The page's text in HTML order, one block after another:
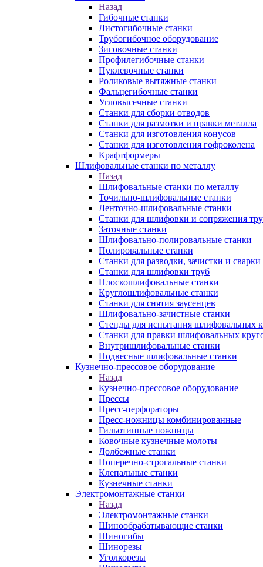
Назад
Гибочные станки
Листогибочные станки
Трубогибочное оборудование
Зиговочные станки
Профилегибочные станки
Пуклевочные станки
Роликовые вытяжные станки
Фальцегибочные станки
Угловысечные станки
Станки для сборки отводов
Станки для размотки и правки металла
Станки для изготовления конусов
Станки для изготовления гофроколена
Крафтформеры
Шлифовальные станки по металлу
Назад
Шлифовальные станки по металлу
Точильно-шлифовальные станки
Ленточно-шлифовальные станки
Станки для шлифовки и сопряжения
Заточные станки
Шлифовально-полировальные станки
Полировальные станки
Станки для разводки, зачистки и сварки
Станки для шлифовки труб
Плоскошлифовальные станки
Круглошлифовальные станки
Станки для снятия заусенцев
Шлифовально-зачистные станки
Стенды для испытания шлифовальных
Станки для правки шлифовальных
Внутришлифовальные станки
Подвесные шлифовальные станки
Кузнечно-прессовое оборудование
Назад
Кузнечно-прессовое оборудование
Прессы
Пресс-перфораторы
Пресс-ножницы комбинированные
Гильотинные ножницы
Ковочные кузнечные молоты
Долбежные станки
Поперечно-строгальные станки
Клепальные станки
Кузнечные станки
Электромонтажные станки
Назад
Электромонтажные станки
Шинообрабатывающие станки
Шиногибы
Шинорезы
Уголкорезы